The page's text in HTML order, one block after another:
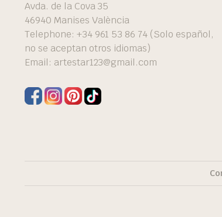
Avda. de la Cova 35
46940 Manises València
Telephone: +34 961 53 86 74 (Solo español,
no se aceptan otros idiomas)
Email: artestar123@gmail.com